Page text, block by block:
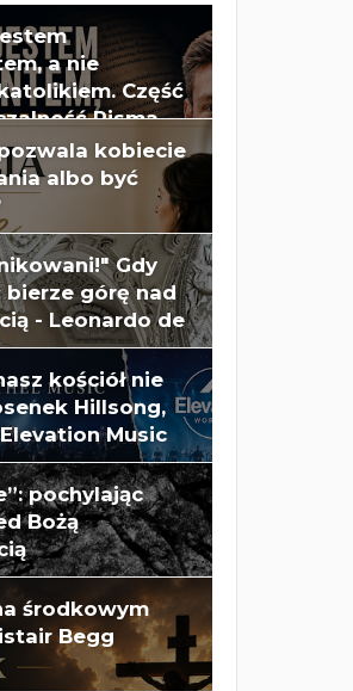
a nie
Część
Pisma
Wes Huffkobiecie
albo być
Gdy
bierze górę nad
- Leonardo de
kościół nie
Hillsong,
Music
pochylając
Bożą
środkowym
Begg